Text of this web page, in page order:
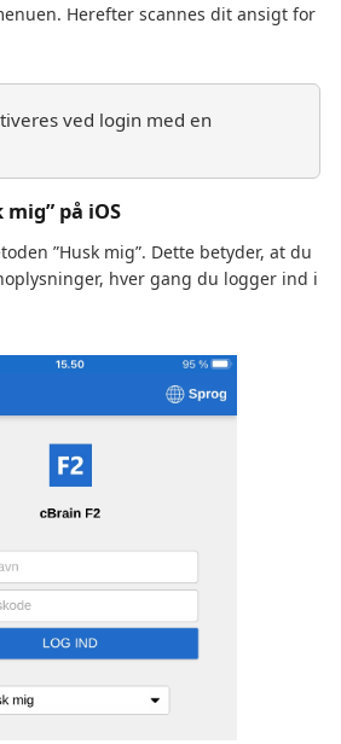
Herefter scannes dit ansigt for
ved login med en
på iOS
”Husk mig”. Dette betyder, at du
hver gang du logger ind i